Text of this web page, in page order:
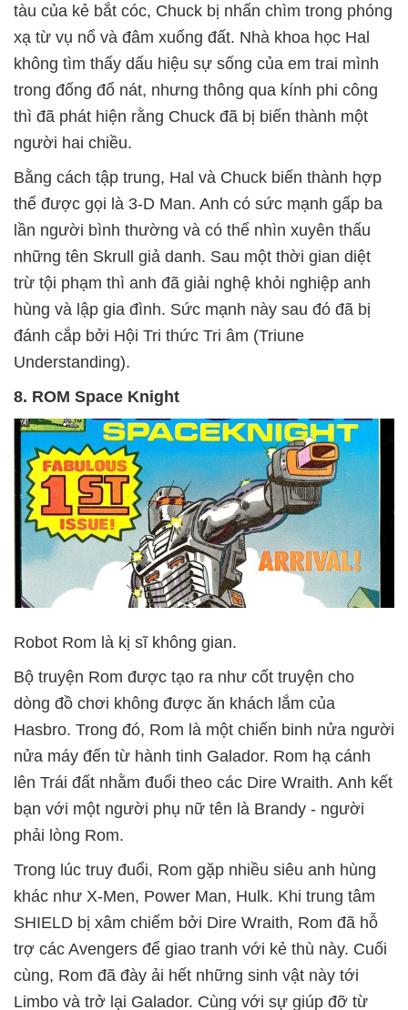
tàu của kẻ bắt cóc, Chuck bị nhấn chìm trong phóng
xạ từ vụ nổ và đâm xuống đất. Nhà khoa học Hal
không tìm thấy dấu hiệu sự sống của em trai mình
trong đống đổ nát, nhưng thông qua kính phi công
thì đã phát hiện rằng Chuck đã bị biến thành một
người hai chiều.
Bằng cách tập trung, Hal và Chuck biến thành hợp
thể được gọi là 3-D Man. Anh có sức mạnh gấp ba
lần người bình thường và có thể nhìn xuyên thấu
những tên Skrull giả danh. Sau một thời gian diệt
trừ tội phạm thì anh đã giải nghệ khỏi nghiệp anh
hùng và lập gia đình. Sức mạnh này sau đó đã bị
đánh cắp bởi Hội Tri thức Tri âm (Triune
Understanding).
8. ROM Space Knight
Robot Rom là kị sĩ không gian.
Bộ truyện Rom được tạo ra như cốt truyện cho
dòng đồ chơi không được ăn khách lắm của
Hasbro. Trong đó, Rom là một chiến binh nửa người
nửa máy đến từ hành tinh Galador. Rom hạ cánh
lên Trái đất nhằm đuổi theo các Dire Wraith. Anh kết
bạn với một người phụ nữ tên là Brandy - người
phải lòng Rom.
Trong lúc truy đuổi, Rom gặp nhiều siêu anh hùng
khác như X-Men, Power Man, Hulk. Khi trung tâm
SHIELD bị xâm chiếm bởi Dire Wraith, Rom đã hỗ
trợ các Avengers để giao tranh với kẻ thù này. Cuối
cùng, Rom đã đày ải hết những sinh vật này tới
Limbo và trở lại Galador. Cùng với sự giúp đỡ từ